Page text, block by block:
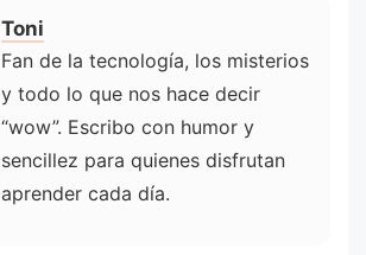
Toni
Fan de la tecnología, los misterios
y todo lo que nos hace decir
“wow”. Escribo con humor y
sencillez para quienes disfrutan
aprender cada día.